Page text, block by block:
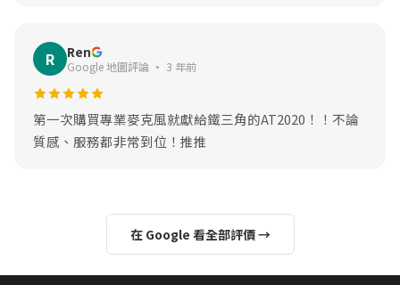
R Ren
Google 地圖評論 · 3 年前
第一次購買專業麥克風就獻給鐵三角的AT2020！！不論
質感、服務都非常到位！推推
在 Google 看全部評價 →